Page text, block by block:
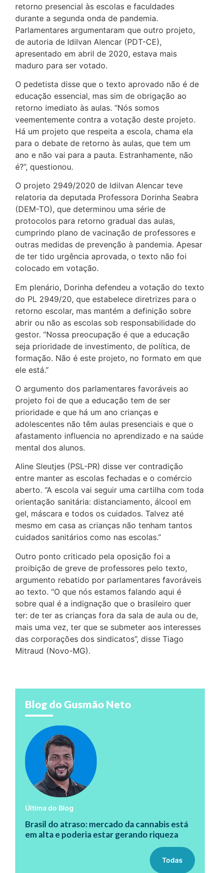
retorno presencial às escolas e faculdades
durante a segunda onda de pandemia.
Parlamentares argumentaram que outro projeto,
de autoria de Idilvan Alencar (PDT-CE),
apresentado em abril de 2020, estava mais
maduro para ser votado.
O pedetista disse que o texto aprovado não é de
educação essencial, mas sim de obrigação ao
retorno imediato às aulas. “Nós somos
veementemente contra a votação deste projeto.
Há um projeto que respeita a escola, chama ela
para o debate de retorno às aulas, que tem um
ano e não vai para a pauta. Estranhamente, não
é?”, questionou.
O projeto 2949/2020 de Idilvan Alencar teve
relatoria da deputada Professora Dorinha Seabra
(DEM-TO), que determinou uma série de
protocolos para retorno gradual das aulas,
cumprindo plano de vacinação de professores e
outras medidas de prevenção à pandemia. Apesar
de ter tido urgência aprovada, o texto não foi
colocado em votação.
Em plenário, Dorinha defendeu a votação do texto
do PL 2949/20, que estabelece diretrizes para o
retorno escolar, mas mantém a definição sobre
abrir ou não as escolas sob responsabilidade do
gestor. “Nossa preocupação é que a educação
seja prioridade de investimento, de política, de
formação. Não é este projeto, no formato em que
ele está.”
O argumento dos parlamentares favoráveis ao
projeto foi de que a educação tem de ser
prioridade e que há um ano crianças e
adolescentes não têm aulas presenciais e que o
afastamento influencia no aprendizado e na saúde
mental dos alunos.
Aline Sleutjes (PSL-PR) disse ver contradição
entre manter as escolas fechadas e o comércio
aberto. “A escola vai seguir uma cartilha com toda
orientação sanitária: distanciamento, álcool em
gel, máscara e todos os cuidados. Talvez até
mesmo em casa as crianças não tenham tantos
cuidados sanitários como nas escolas.”
Outro ponto criticado pela oposição foi a
proibição de greve de professores pelo texto,
argumento rebatido por parlamentares favoráveis
ao texto. “O que nós estamos falando aqui é
sobre qual é a indignação que o brasileiro quer
ter: de ter as crianças fora da sala de aula ou de,
mais uma vez, ter que se submeter aos interesses
das corporações dos sindicatos”, disse Tiago
Mitraud (Novo-MG).
Blog do Gusmão Neto
Última do Blog
Brasil do atraso: mercado da cannabis está
em alta e poderia estar gerando riqueza
Todas